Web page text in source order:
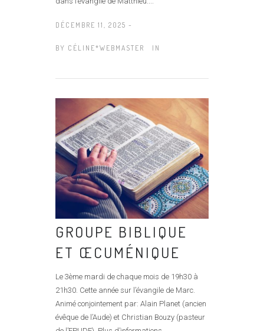
DÉCEMBRE 11, 2025 -
BY CÉLINE*WEBMASTER IN
GROUPE BIBLIQUE
ET ŒCUMÉNIQUE
Le 3ème mardi de chaque mois de 19h30 à
21h30. Cette année sur l’évangile de Marc.
Animé conjointement par: Alain Planet (ancien
évêque de l’Aude) et Christian Bouzy (pasteur